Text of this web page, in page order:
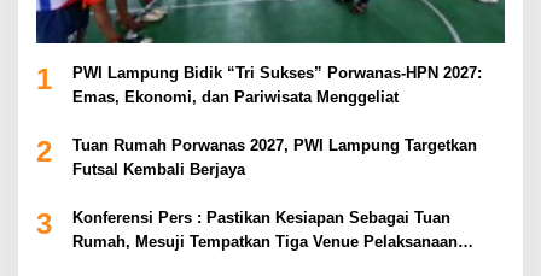
1
PWI Lampung Bidik “Tri Sukses” Porwanas-HPN 2027:
Emas, Ekonomi, dan Pariwisata Menggeliat
2
Tuan Rumah Porwanas 2027, PWI Lampung Targetkan
Futsal Kembali Berjaya
3
Konferensi Pers : Pastikan Kesiapan Sebagai Tuan
Rumah, Mesuji Tempatkan Tiga Venue Pelaksanaan